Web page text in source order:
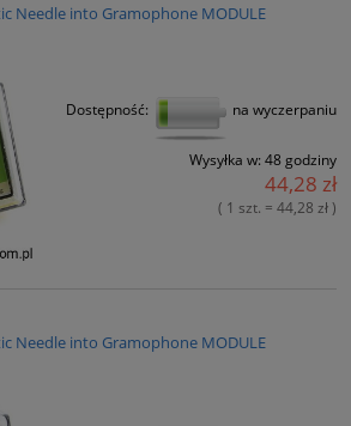
Needle into Gramophone MODULE
Dostępność: na wyczerpaniu
Wysyłka w: 48 godziny
44,28 zł
( 1 szt. = 44,28 zł )
Needle into Gramophone MODULE